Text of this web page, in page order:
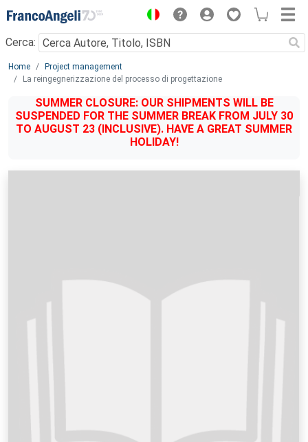
Menu
Cerca:
Main content
Home
Project management
La reingegnerizzazione del processo di progettazione
SUMMER CLOSURE: OUR SHIPMENTS WILL BE
SUSPENDED FOR THE SUMMER BREAK FROM JULY 30
TO AUGUST 23 (INCLUSIVE). HAVE A GREAT SUMMER
HOLIDAY!